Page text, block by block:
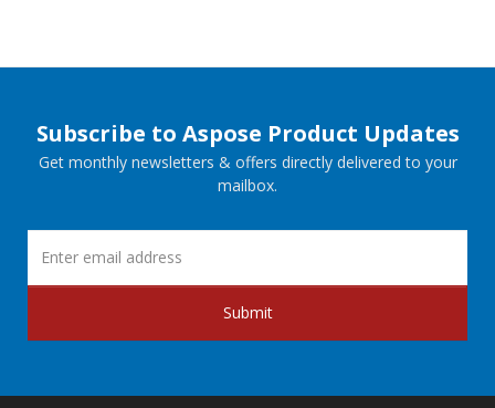
Subscribe to Aspose Product Updates
Get monthly newsletters & offers directly delivered to your
mailbox.
Submit